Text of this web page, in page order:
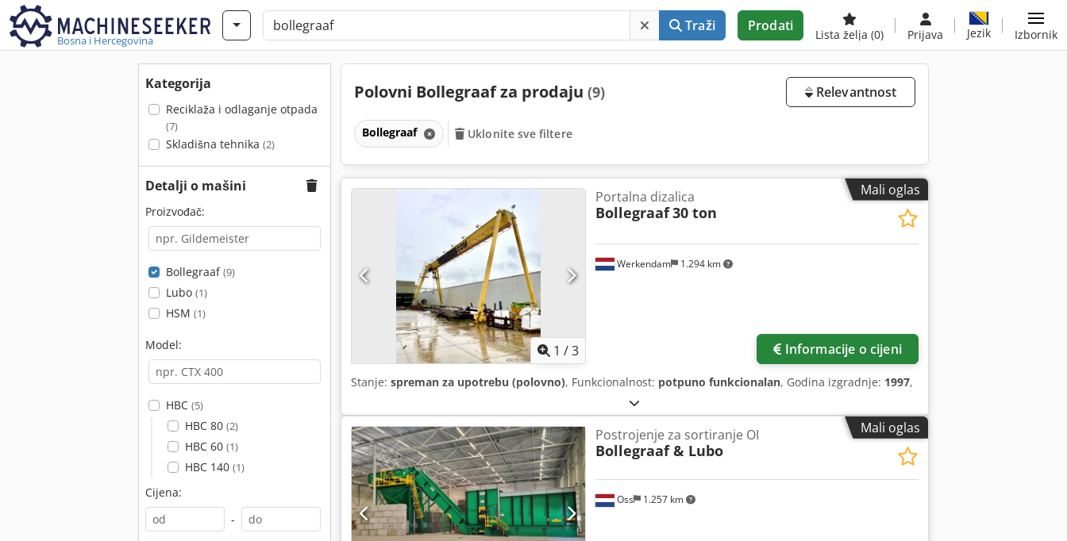
Bosna i Hercegovina
Traži Prodati
Lista želja (0) Prijava Jezik Izbornik
Kategorija
Reciklaža i odlaganje otpada
(7)
Skladišna tehnika (2)
Detalji o mašini
Proizvođač:
Bollegraaf(9)
Lubo (1)
HSM (1)
Model:
HBC (5)
HBC 80 (2)
HBC 60 (1)
HBC 140 (1)
Cijena:
-
Polovni Bollegraaf za prodaju (9) Relevantnost
Bollegraaf Uklonite sve filtere
Mali oglas
1 /3
Werkendam 1.294 km
Portalna dizalica
Bollegraaf30 ton
Informacije o cijeni
Stanje: spreman za upotrebu (polovno), Funkcionalnost: potpuno funkcionalan, Godina izgradnje: 1997,
Mali oglas
Oss 1.257 km
Postrojenje za sortiranje OI
Bollegraaf & Lubo